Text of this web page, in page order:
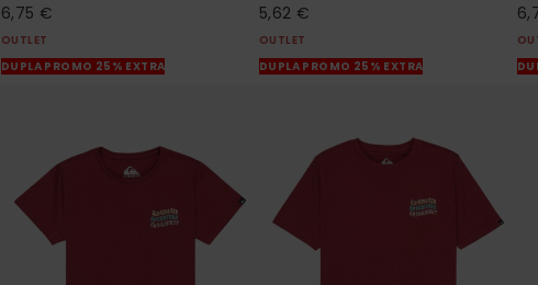
6,75 €
OUTLET
DUPLA PROMO 25% EXTRA
5,62 €
OUTLET
DUPLA PROMO 25% EXTRA